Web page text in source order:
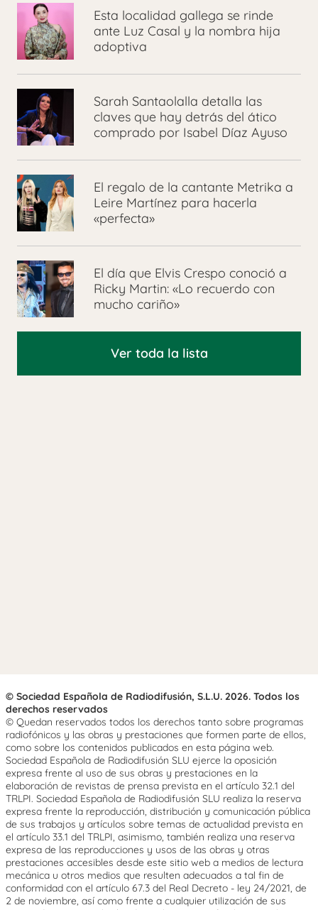
Esta localidad gallega se rinde
ante Luz Casal y la nombra hija
adoptiva
Sarah Santaolalla detalla las
claves que hay detrás del ático
comprado por Isabel Díaz Ayuso
El regalo de la cantante Metrika a
Leire Martínez para hacerla
«perfecta»
El día que Elvis Crespo conoció a
Ricky Martin: «Lo recuerdo con
mucho cariño»
Ver toda la lista
© Sociedad Española de Radiodifusión, S.L.U. 2026. Todos los
derechos reservados
© Quedan reservados todos los derechos tanto sobre programas
radiofónicos y las obras y prestaciones que formen parte de ellos,
como sobre los contenidos publicados en esta página web.
Sociedad Española de Radiodifusión SLU ejerce la oposición
expresa frente al uso de sus obras y prestaciones en la
elaboración de revistas de prensa prevista en el artículo 32.1 del
TRLPI. Sociedad Española de Radiodifusión SLU realiza la reserva
expresa frente la reproducción, distribución y comunicación pública
de sus trabajos y artículos sobre temas de actualidad prevista en
el artículo 33.1 del TRLPI, asimismo, también realiza una reserva
expresa de las reproducciones y usos de las obras y otras
prestaciones accesibles desde este sitio web a medios de lectura
mecánica u otros medios que resulten adecuados a tal fin de
conformidad con el artículo 67.3 del Real Decreto - ley 24/2021, de
2 de noviembre, así como frente a cualquier utilización de sus